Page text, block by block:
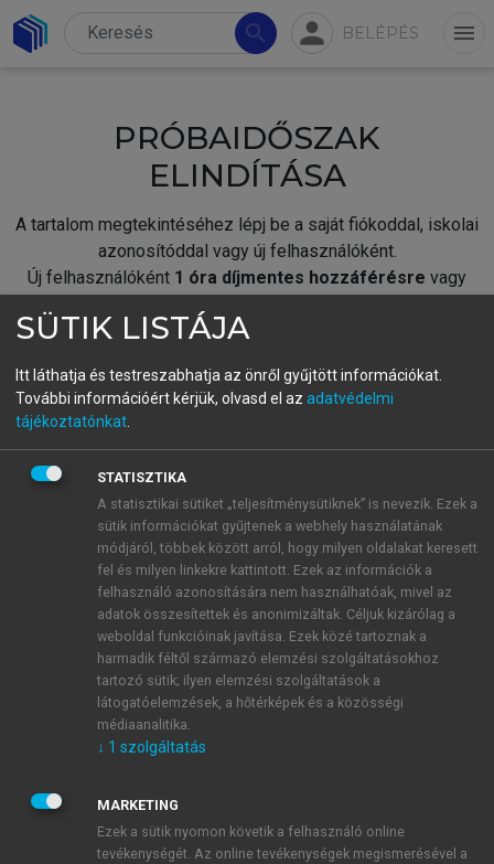
search person BELÉPÉS menu
PRÓBAIDŐSZAK
ELINDÍTÁSA
A tartalom megtekintéséhez lépj be a saját fiókoddal, iskolai
azonosítóddal vagy új felhasználóként.
Új felhasználóként 1 óra díjmentes hozzáférésre vagy
fiókoddal,vagy hozz létre új fiókot.
A regisztráció után apróbaidőszakautomatikusan
BELÉPÉS SAJÁT FIÓKKAL
ÚJ FIÓK LÉTREHOZÁSA
1 óra díjmentes hozzáférés
E-MAIL-CÍM
JELSZÓ
SÜTIK LISTÁJA
Itt láthatja és testreszabhatja az önről gyűjtött információkat.
További információért kérjük, olvasd el az adatvédelmi
tájékoztatónkat
STATISZTIKA
A statisztikai sütiket „teljesítménysütiknek” is nevezik. Ezek a
sütik információkat gyűjtenek a webhely használatának
módjáról, többek között arról, hogy milyen oldalakat keresett
fel és milyen linkekre kattintott. Ezek az információk a
felhasználó azonosítására nem használhatóak, mivel az
adatok összesítettek és anonimizáltak. Céljuk kizárólag a
weboldal funkcióinak javítása. Ezek közé tartoznak a
harmadik féltől származó elemzési szolgáltatásokhoz
tartozó sütik; ilyen elemzési szolgáltatások a
látogatóelemzések, a hőtérképek és a közösségi
médiaanalitika.
↓ 1 szolgáltatás
MARKETING
Ezek a sütik nyomon követik a felhasználó online
tevékenységét. Az online tevékenységek megismerésével a